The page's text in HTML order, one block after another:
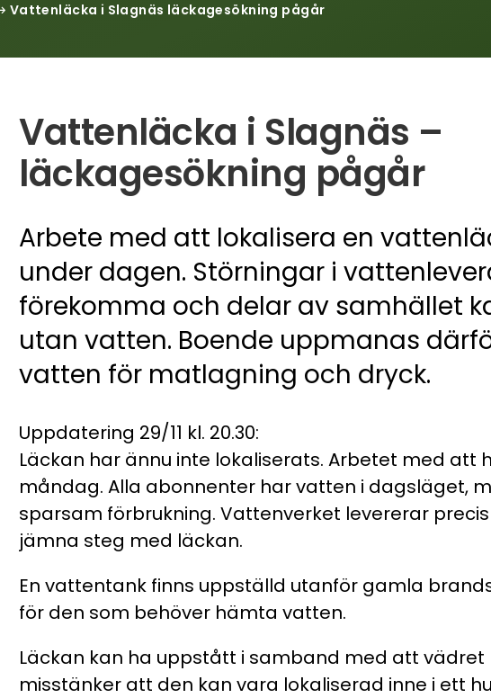
Vattenläcka i Slagnäs läckagesökning pågår
Vattenläcka i Slagnäs –
läckagesökning pågår
Arbete med att lokalisera en
under dagen. Störningar i
förekomma och delar av samhället
utan vatten. Boende uppmanas
vatten för matlagning och dryck.
Uppdatering 29/11 kl. 20.30:
Läckan har ännu inte lokaliserats. Arbetet med att
måndag. Alla abonnenter har vatten i dagsläget,
sparsam förbrukning. Vattenverket levererar
jämna steg med läckan.
En vattentank finns uppställd utanför gamla
för den som behöver hämta vatten.
Läckan kan ha uppstått i samband med att vädret
misstänker att den kan vara lokaliserad inne i ett